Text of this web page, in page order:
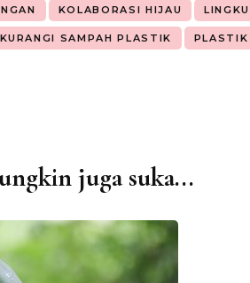
KOLABORASI HIJAU
SAMPAH PLASTIK PLASTIK
juga suka...